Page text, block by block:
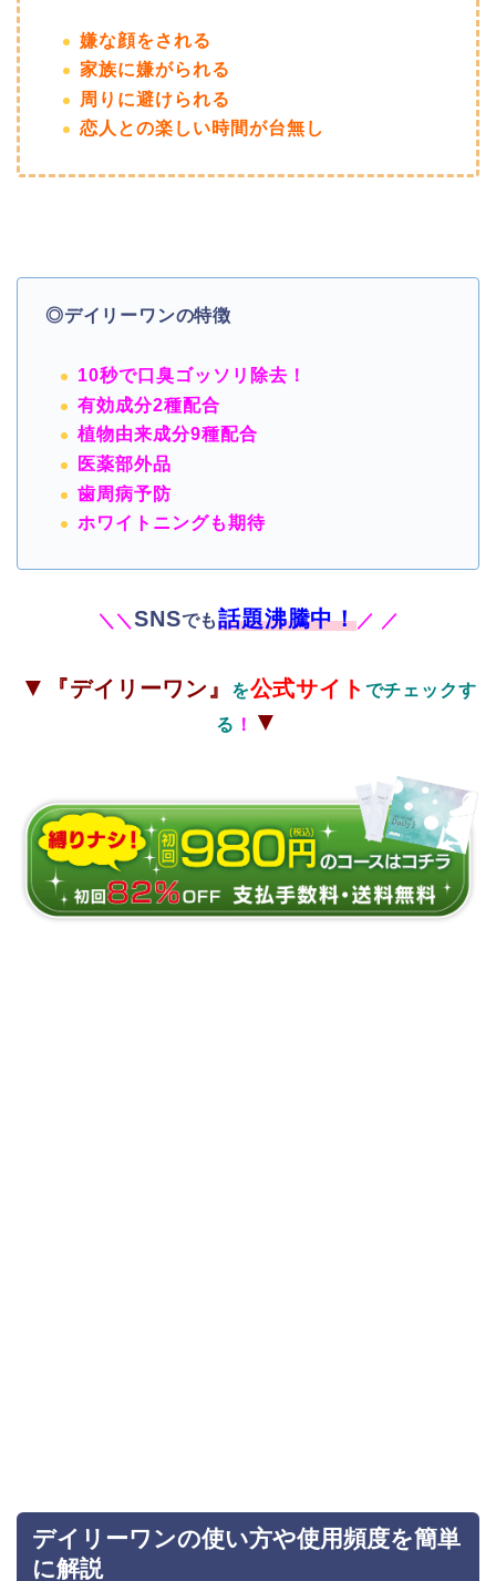
嫌な顔をされる
家族に嫌がられる
周りに避けられる
恋人との楽しい時間が台無し
◎デイリーワンの特徴
10秒で口臭ゴッソリ除去！
有効成分2種配合
植物由来成分9種配合
医薬部外品
歯周病予防
ホワイトニングも期待
＼ ＼SNSでも話題沸騰中！／ ／
▼ 『デイリーワン』 を公式サイト でチェックす
る ！ ▼
デイリーワンの使い方や使用頻度を簡単
に解説